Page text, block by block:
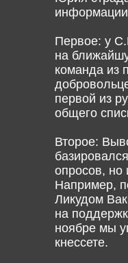
Первое: у
на
команда из
первой из
общего
Второе:
опросов, но
Например,
Ликудом
на
ноябре мы
кнессете.